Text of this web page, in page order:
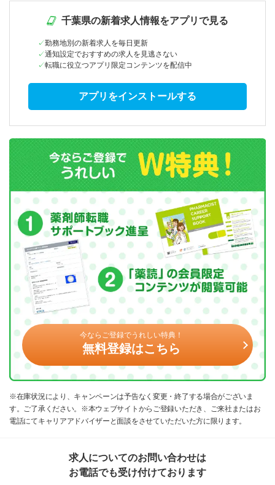
千葉県の新着求人情報をアプリで見る
勤務地別の新着求人を毎日更新
通知設定でおすすめの求人を見逃さない
転職に役立つアプリ限定コンテンツを配信中
アプリをインストールする
今ならご登録でうれしい特典！
無料登録はこちら
※在庫状況により、キャンペーンは予告なく変更・終了する場合がございま
す。ご了承ください。※本ウェブサイトからご登録いただき、ご来社またはお
電話にてキャリアアドバイザーと面談をさせていただいた方に限ります。
求人についてのお問い合わせは
お電話でも受け付けております